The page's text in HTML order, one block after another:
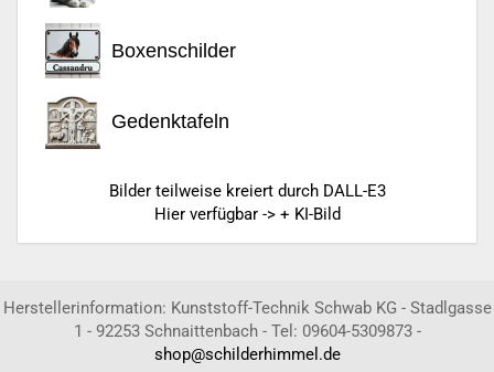
Boxenschilder
Gedenktafeln
Bilder teilweise kreiert durch DALL-E3
Hier verfügbar -> + KI-Bild
Herstellerinformation: Kunststoff-Technik Schwab KG - Stadlgasse
1 - 92253 Schnaittenbach - Tel: 09604-5309873 -
shop@schilderhimmel.de